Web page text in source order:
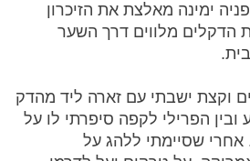
ימינה מאלצת את הזיכרון
הדקלים מלווים דרך השער
וקצת ישבתי עם זארה ליד מהדק
הפרילי לקפה סיפרתי לו על
אחרי שסיימתי ללהג על